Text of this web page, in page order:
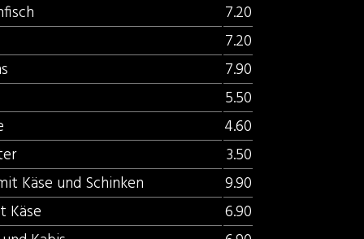
7.20
7.20
7.90
5.50
4.60
3.50
Käse und Schinken
9.90
Käse
6.90